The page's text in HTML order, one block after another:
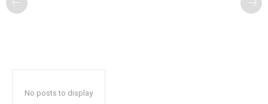
No posts to display